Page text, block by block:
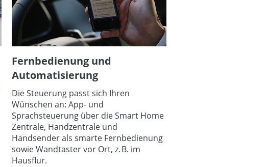
Fernbedienung und
Automatisierung
Die Steuerung passt sich Ihren
Wünschen an: App- und
Sprachsteuerung über die Smart Home
Zentrale, Handzentrale und
Handsender als smarte Fernbedienung
sowie Wandtaster vor Ort, z. B. im
Hausflur.